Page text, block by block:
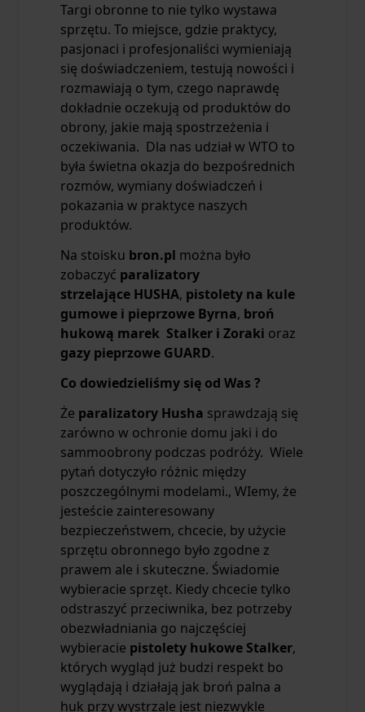
Targi obronne to nie tylko wystawa
sprzętu. To miejsce, gdzie praktycy,
pasjonaci i profesjonaliści wymieniają
się doświadczeniem, testują nowości i
rozmawiają o tym, czego naprawdę
dokładnie oczekują od produktów do
obrony, jakie mają spostrzeżenia i
oczekiwania. Dla nas udział w WTO to
była świetna okazja do bezpośrednich
rozmów, wymiany doświadczeń i
pokazania w praktyce naszych
produktów.
Na stoisku bron.pl można było
zobaczyć paralizatory
strzelające HUSHA, pistolety na kule
gumowe i pieprzowe Byrna, broń
hukową marek Stalker i Zoraki oraz
gazy pieprzowe GUARD.
Co dowiedzieliśmy się od Was ?
Że paralizatory Husha sprawdzają się
zarówno w ochronie domu jaki i do
sammoobrony podczas podróży. Wiele
pytań dotyczyło różnic między
poszczególnymi modelami., WIemy, że
jesteście zainteresowany
bezpieczeństwem, chcecie, by użycie
sprzętu obronnego było zgodne z
prawem ale i skuteczne. Świadomie
wybieracie sprzęt. Kiedy chcecie tylko
odstraszyć przeciwnika, bez potrzeby
obezwładniania go najczęściej
wybieracie pistolety hukowe Stalker,
których wygląd już budzi respekt bo
wyglądają i działają jak broń palna a
huk przy wystrzale jest niezwykle